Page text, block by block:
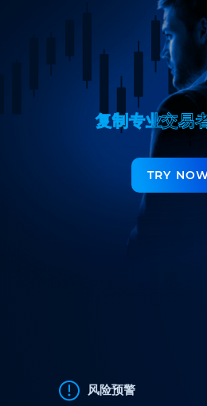
复
复制
制专
专业
业交
交易
易
TRY
风险预警